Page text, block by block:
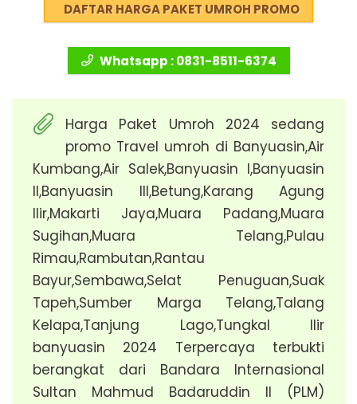
DAFTAR HARGA PAKET UMROH PROMO
Whatsapp : 0831-8511-6374
Harga Paket Umroh 2024 sedang
promo Travel umroh di Banyuasin,Air
Kumbang,Air Salek,Banyuasin I,Banyuasin
II,Banyuasin III,Betung,Karang Agung
Ilir,Makarti Jaya,Muara Padang,Muara
Sugihan,Muara Telang,Pulau
Rimau,Rambutan,Rantau
Bayur,Sembawa,Selat Penuguan,Suak
Tapeh,Sumber Marga Telang,Talang
Kelapa,Tanjung Lago,Tungkal Ilir
banyuasin 2024 Terpercaya terbukti
berangkat dari Bandara Internasional
Sultan Mahmud Badaruddin II (PLM)